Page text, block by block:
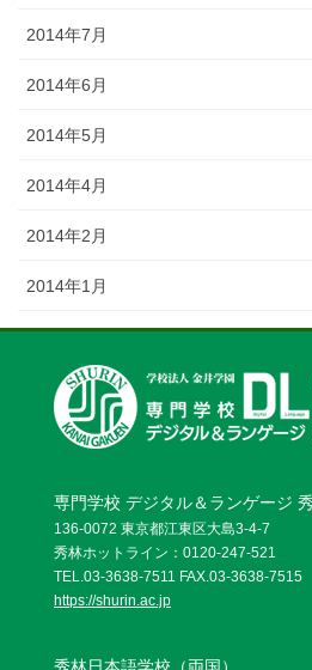
2014年7月
2014年6月
2014年5月
2014年4月
2014年2月
2014年1月
専門学校 デジタル＆ランゲージ 秀
136-0072 東京都江東区大島3-4-7
秀林ホットライン：0120-247-521
TEL.03-3638-7511 FAX.03-3638-7515
https://shurin.ac.jp